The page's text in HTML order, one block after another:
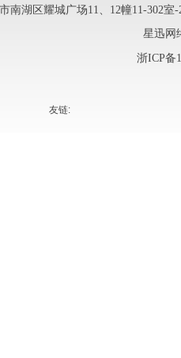
南湖区耀城广场11、12幢11-302
星迅网
浙ICP备
友链: